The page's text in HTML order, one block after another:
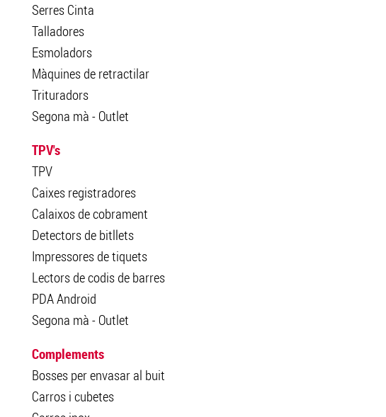
Serres Cinta
Talladores
Esmoladors
Màquines de retractilar
Trituradors
Segona mà - Outlet
TPV's
TPV
Caixes registradores
Calaixos de cobrament
Detectors de bitllets
Impressores de tiquets
Lectors de codis de barres
PDA Android
Segona mà - Outlet
Complements
Bosses per envasar al buit
Carros i cubetes